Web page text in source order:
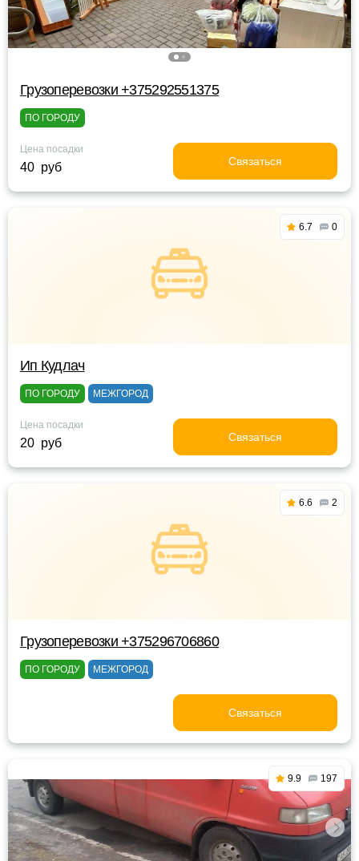
Грузоперевозки +375292551375
ПО ГОРОДУ
Цена посадки
40 руб Связаться
6.7 0
Ип Кудлач
ПО ГОРОДУ МЕЖГОРОД
Цена посадки
20 руб Связаться
6.6 2
Грузоперевозки +375296706860
ПО ГОРОДУ МЕЖГОРОД
Связаться
9.9 197